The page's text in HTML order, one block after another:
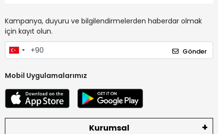
Kampanya, duyuru ve bilgilendirmelerden haberdar olmak
için kayıt olun.
Gönder
Mobil Uygulamalarımız
Kurumsal